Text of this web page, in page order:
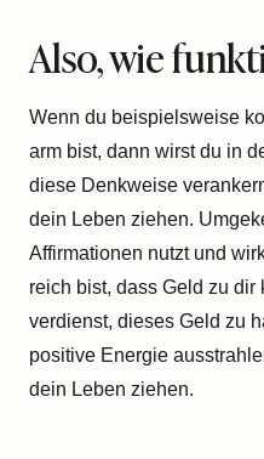
Also, wie
Wenn du beispielsweise
arm bist, dann wirst du in
diese Denkweise
dein Leben ziehen.
Affirmationen nutzt und
reich bist, dass Geld zu dir
verdienst, dieses Geld zu
positive Energie
dein Leben ziehen.